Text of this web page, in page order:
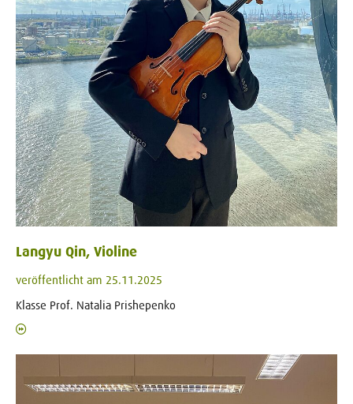
Langyu Qin, Violine
veröffentlicht am 25.11.2025
Klasse Prof. Natalia Prishepenko